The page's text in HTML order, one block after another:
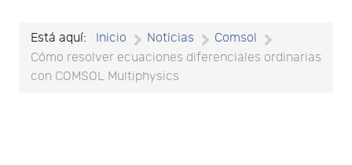
Está aquí: Inicio Noticias
Comsol
Cómo resolver ecuaciones diferenciales ordinarias
con COMSOL Multiphysics